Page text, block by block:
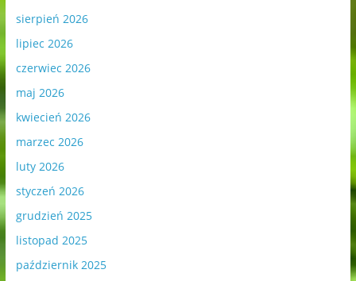
sierpień 2026
lipiec 2026
czerwiec 2026
maj 2026
kwiecień 2026
marzec 2026
luty 2026
styczeń 2026
grudzień 2025
listopad 2025
październik 2025